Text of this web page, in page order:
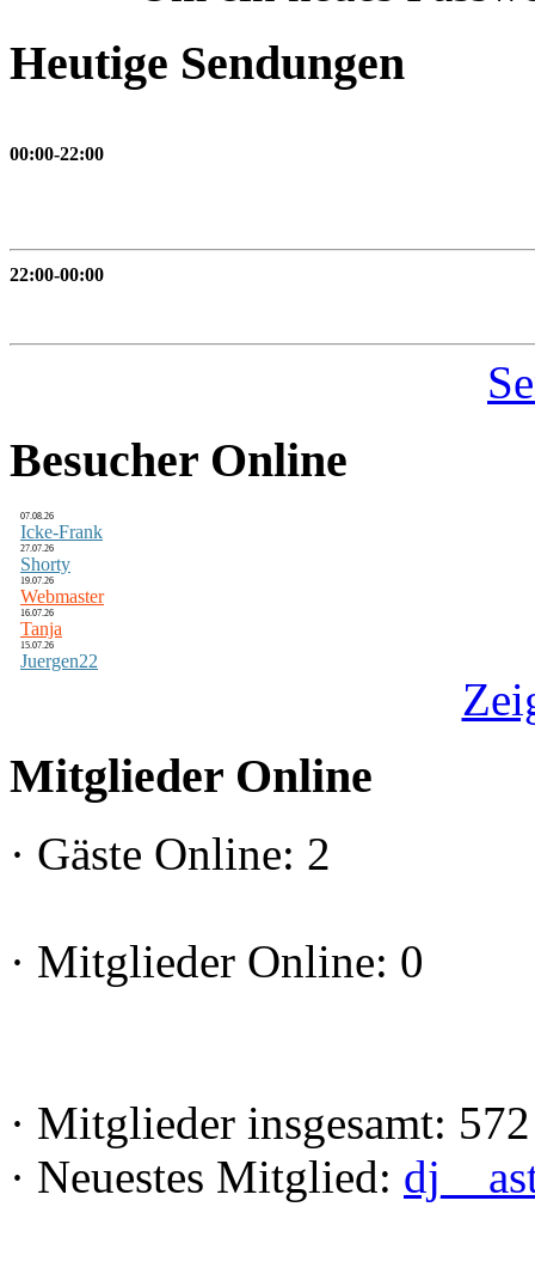
Heutige Sendungen
00:00-22:00
22:00-00:00
Besucher Online
07.08.26
Icke-Frank
27.07.26
Shorty
19.07.26
Webmaster
16.07.26
Tanja
15.07.26
Juergen22
Mitglieder Online
· Gäste Online: 2
· Mitglieder Online: 0
· Mitglieder insgesamt: 572
· Neuestes Mitglied: